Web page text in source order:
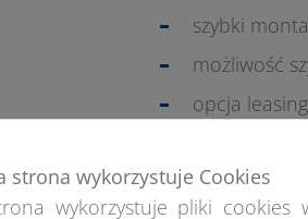
szybki
możliwość
opcja
strona wykorzystuje Cookies
wykorzystuje pliki cookies